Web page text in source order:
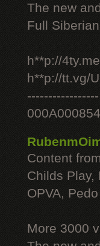
The new
Full
h**p://
h**p://tt.vg/
-----------------
000A000854
Content
Childs Play,
OPVA,
More 3000